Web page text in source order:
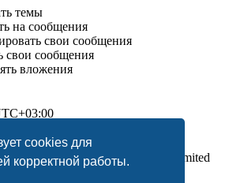
cookies для
корректной работы.
темы
на сообщения
свои сообщения
свои сообщения
вложения
® Forum Software © phpBB Limited